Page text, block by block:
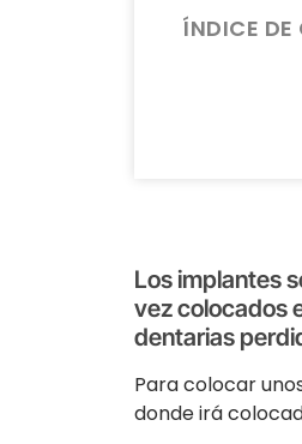
ÍNDICE
Los implantes
vez colocados
dentarias
Para colocar
donde irá